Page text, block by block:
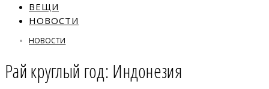
ВЕЩИ
НОВОСТИ
НОВОСТИ
Рай круглый год: Индонезия